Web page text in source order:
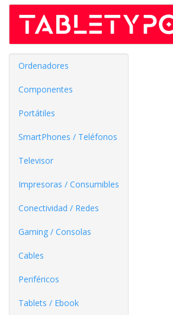
Ordenadores
Componentes
Portátiles
SmartPhones / Teléfonos
Televisor
Impresoras / Consumibles
Conectividad / Redes
Gaming / Consolas
Cables
Periféricos
Tablets / Ebook